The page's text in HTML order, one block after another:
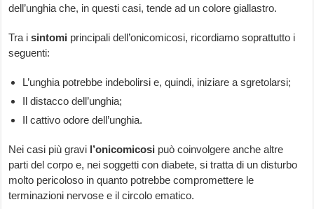
dell’unghia che, in questi casi, tende ad un colore giallastro.
Tra isintomi principali dell’onicomicosi, ricordiamo soprattutto i
seguenti:
L’unghia potrebbe indebolirsi e, quindi, iniziare a sgretolarsi;
Il distacco dell’unghia;
Il cattivo odore dell’unghia.
Nei casi più gravi l’onicomicosi può coinvolgere anche altre
parti del corpo e, nei soggetti con diabete, si tratta di un disturbo
molto pericoloso in quanto potrebbe compromettere le
terminazioni nervose e il circolo ematico.